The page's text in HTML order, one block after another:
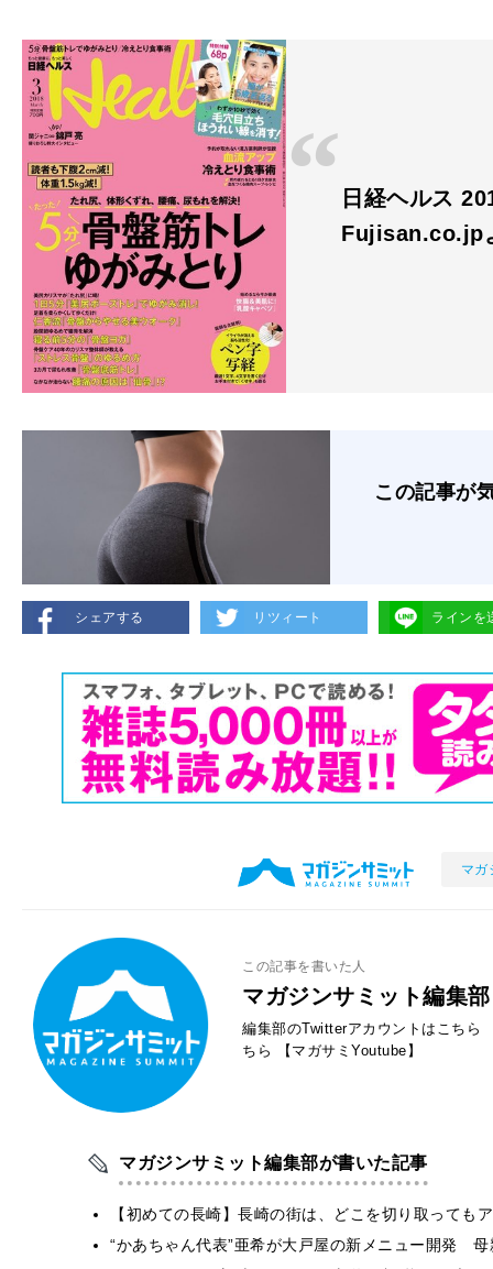
日経ヘルス
Fujisan.co.jp
この記事が
シェアする リツィート ラインを
マガ
この記事を書いた人
マガジンサミット編集部
編集部のTwitterアカウントはこちら
ちら
【マガサミYoutube】
マガジンサミット編集部が書いた記事
【初めての長崎】長崎の街は、どこを切り取って
“かあちゃん代表”亜希が大戸屋の新メニュー開発